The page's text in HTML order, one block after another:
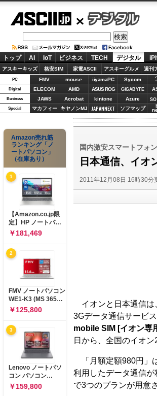
デジタル
トップ AI IoT ビジネス TECH デジタル
アスキーキッズ 格安SIM 家電ASCII アスキーグルメ 週刊
PC FMV mouse iiyamaPC Sycom
Digital ELECOM AMD ASUS ROG GIGABYTE
Business JAWS Acrobat kintone Azure
Special マカフィー キヤノンMJ JAPANNEXT ソフマップ
国内激安スマートフォ
日本通信、イオ
2011年12月08日 16時30分
イオンと日本通信は
3Gデータ通信サービ
mobile SIM [イオン専
日から、全国のイオン
「月額定額980円」
利用したデータ通信
で3つのプランが用意
Amazon売れ筋
ランキング「ノ
ートパソコン」
（在庫あり）
1
【Amazon.co.jp限
定】HP ノートパソ
コン 15-fd 15.6イン
チ インテル Core 5
120U メモリ16GB
SSD512GB
Windows 11
Microsoft Office
2024搭載 WPS
Office搭載 カメラシ
ャッター 指紋認証 薄
型 Copilotキー搭載
ナチュラルシルバー
￥181,469
2
FMV ノートパソコン
WE1-K3 (MS 365
Personal/Copilotキ
ー搭載/Win 11/15.6
型/Core
i5/16GB/SSD
512GB/ホワイト)
FMVWK3E15W_AZ
￥125,800
3
Lenovo ノートパソ
コン パソコン
IdeaPad Slim 3 14.0
インチ AMD
￥159,800